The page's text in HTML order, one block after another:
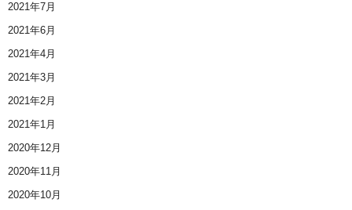
2021年7月
2021年6月
2021年4月
2021年3月
2021年2月
2021年1月
2020年12月
2020年11月
2020年10月